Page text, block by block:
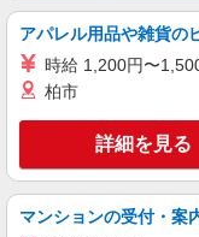
コンパスグループ・ジ
調
分
昭和
キープ
アパレル用品や雑貨の
時給 1,200円〜
柏市
詳細を見る
マンションの受付・案